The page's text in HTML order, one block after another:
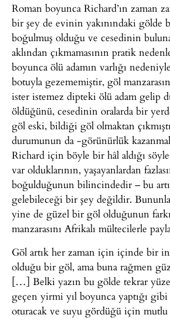
Roman boyunca Richard’ın zaman
bir şey de evinin yakınındaki gölde
boğulmuş olduğu ve cesedinin
aklından çıkmamasının pratik
boyunca ölü adamın varlığı
botuyla gezememiştir, göl
ister istemez dipteki ölü adam gelip
öldüğünü, cesedinin oralarda bir
göl eski, bildiği göl olmaktan
durumunun da -görünürlük
Richard için böyle bir hâl aldığı
var olduklarının, yaşayanlardan
boğulduğunun bilincindedir – bu
gelebileceği bir şey değildir.
yine de güzel bir göl olduğunun
manzarasını Afrikalı mültecilerle
Göl artık her zaman için içinde bir
olduğu bir göl, ama buna rağmen
[…] Belki yazın bu gölde tekrar
geçen yirmi yıl boyunca yaptığı gibi
oturacak ve suyu gördüğü için mutlu